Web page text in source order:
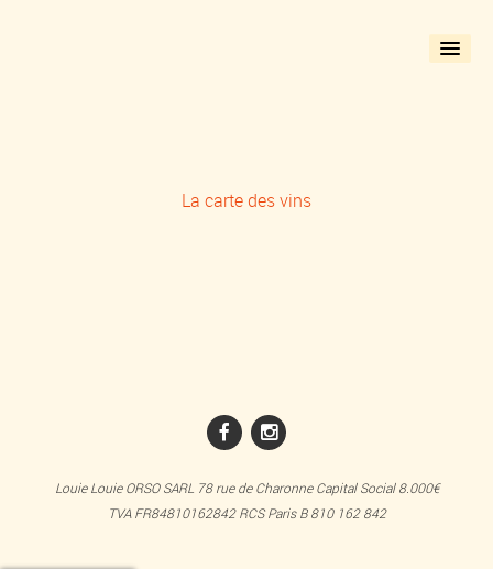
La carte des vins
Louie Louie ORSO SARL 78 rue de Charonne Capital Social 8.000€
TVA FR84810162842 RCS Paris B 810 162 842